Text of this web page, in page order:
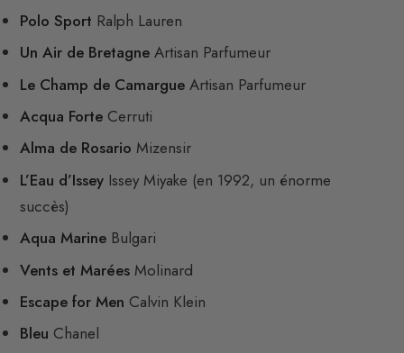
Polo Sport Ralph Lauren
Un Air de Bretagne Artisan Parfumeur
Le Champ de Camargue Artisan Parfumeur
Acqua Forte Cerruti
Alma de Rosario Mizensir
L’Eau d’Issey Issey Miyake (en 1992, un énorme
succès)
Aqua Marine Bulgari
Vents et Marées Molinard
Escape for Men Calvin Klein
Bleu Chanel